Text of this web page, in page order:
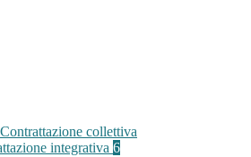
Contrattazione collettiva
integrativa 6